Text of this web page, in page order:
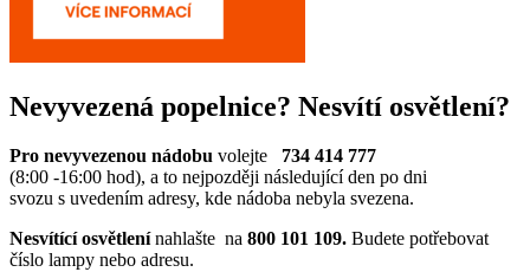
Nevyvezená popelnice? Nesvítí osvětlení?
Pro nevyvezenou nádobu volejte
734 414 777
(8:00 -16:00 hod), a to nejpozději následující den po dni
svozu s uvedením adresy, kde nádoba nebyla svezena.
Nesvítící osvětlenínahlašte na 800 101 109. Budete potřebovat
číslo lampy nebo adresu.